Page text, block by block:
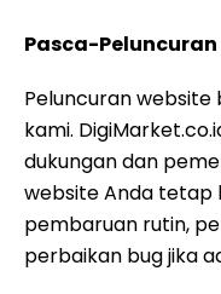
Pasca-
Peluncuran website
kami.
dukungan dan
website Anda tetap
pembaruan rutin,
perbaikan bug jika